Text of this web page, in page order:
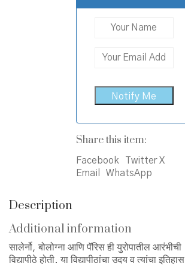
Share this item:
Facebook
Twitter X
Email
WhatsApp
Description
Additional information
सालेर्नो, बोलोग्ना आणि पॅरिस ही युरोपातील आरंभीची
विद्यापीठे होती. या विद्यापीठांचा उदय व त्यांचा इतिहास